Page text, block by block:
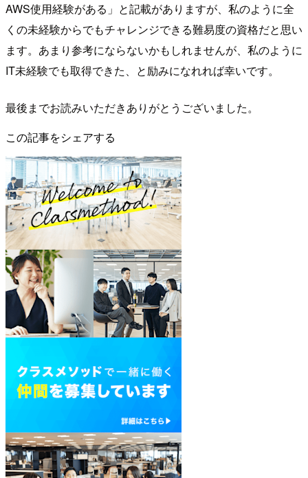
AWS使用経験がある」と記載がありますが、私のように全
くの未経験からでもチャレンジできる難易度の資格だと思い
ます。あまり参考にならないかもしれませんが、私のように
IT未経験でも取得できた、と励みになれれば幸いです。
最後までお読みいただきありがとうございました。
この記事をシェアする